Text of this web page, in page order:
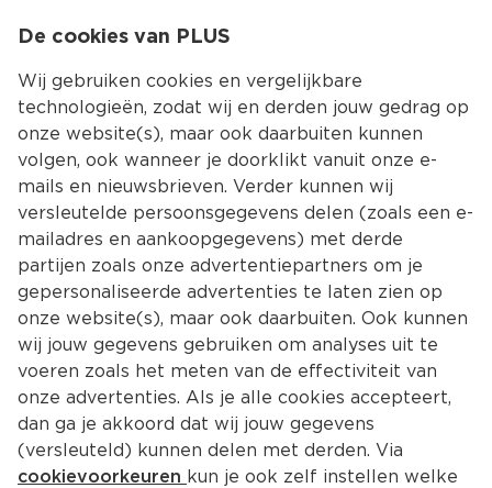
Kies jouw
Terug Producten
De cookies van PLUS
Wij gebruiken cookies en vergelijkbare
technologieën, zodat wij en derden jouw gedrag op
onze website(s), maar ook daarbuiten kunnen
volgen, ook wanneer je doorklikt vanuit onze e-
mails en nieuwsbrieven. Verder kunnen wij
versleutelde persoonsgegevens delen (zoals een e-
mailadres en aankoopgegevens) met derde
partijen zoals onze advertentiepartners om je
gepersonaliseerde advertenties te laten zien op
onze website(s), maar ook daarbuiten. Ook kunnen
wij jouw gegevens gebruiken om analyses uit te
voeren zoals het meten van de effectiviteit van
onze advertenties. Als je alle cookies accepteert,
dan ga je akkoord dat wij jouw gegevens
(versleuteld) kunnen delen met derden. Via
cookievoorkeuren kun je ook zelf instellen welke